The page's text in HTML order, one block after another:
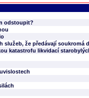
odstoupit?
že předávají soukromá
katastrofu likvidací